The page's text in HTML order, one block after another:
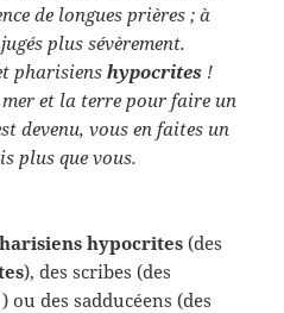
de longues prières ; à
plus sévèrement.
pharisienshypocrites !
et la terre pour faire un
devenu, vous en faites un
plus que vous.
hypocrites(des
), des scribes (des
) ou des sadducéens (des